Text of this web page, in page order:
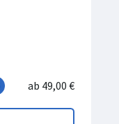
ab 49,00 €